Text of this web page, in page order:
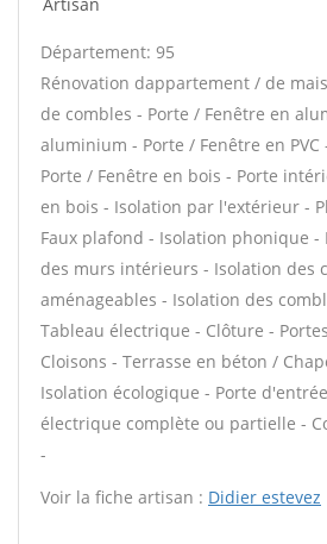
Département: 95
Rénovation dappartement / de
de combles - Porte / Fenêtre en
aluminium - Porte / Fenêtre en PVC
Porte / Fenêtre en bois - Porte
en bois - Isolation par l'extérieur -
Faux plafond - Isolation phonique
des murs intérieurs - Isolation des
aménageables - Isolation des
Tableau électrique - Clôture -
Cloisons - Terrasse en béton /
Isolation écologique - Porte
électrique complète ou partielle -
-
Voir la fiche artisan : Didier estevez